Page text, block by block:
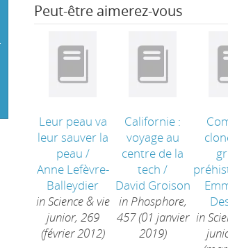
Peut-être aimerez-vous
Leur peau va
leur sauver la
peau /
Anne Lefèvre-
Balleydier
in Science & vie
junior, 269
(février 2012)
Californie :
voyage au
centre de la
tech /
David Groison
in Phosphore,
457 (01 janvier
2019)
in